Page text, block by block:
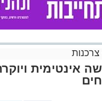
צרכנות
אינטימית